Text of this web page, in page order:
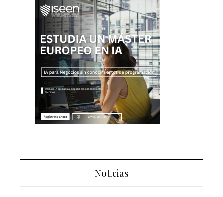
Noticias